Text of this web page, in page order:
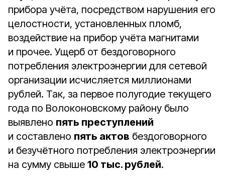
прибора учёта, посредством нарушения его
целостности, установленных пломб,
воздействие на прибор учёта магнитами
и прочее. Ущерб от бездоговорного
потребления электроэнергии для сетевой
организации исчисляется миллионами
рублей. Так, за первое полугодие текущего
года по Волоконовскому району было
выявлено пять преступлений
и составлено пять актов бездоговорного
и безучётного потребления электроэнергии
на сумму свыше 10 тыс. рублей.